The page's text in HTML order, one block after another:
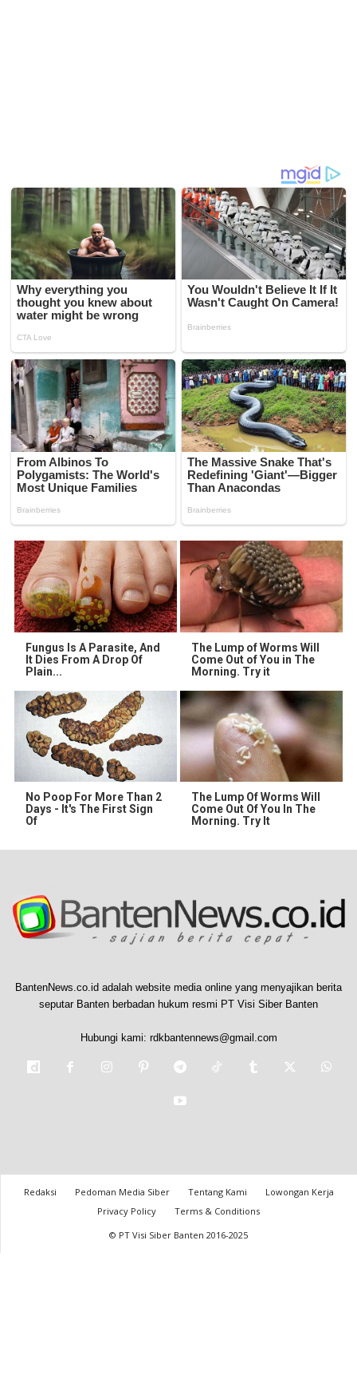
Fungus Is A Parasite, And
It Dies From A Drop Of
Plain...
The Lump of Worms Will
Come Out of You in The
Morning. Try it
No Poop For More Than 2
Days - It's The First Sign
Of
The Lump Of Worms Will
Come Out Of You In The
Morning. Try It
BantenNews.co.id adalah website media online yang menyajikan berita
seputar Banten berbadan hukum resmi PT Visi Siber Banten
Hubungi kami: rdkbantennews@gmail.com
Redaksi Pedoman Media Siber Tentang Kami
Lowongan Kerja
Privacy Policy
Terms & Conditions
© PT Visi Siber Banten 2016-2025